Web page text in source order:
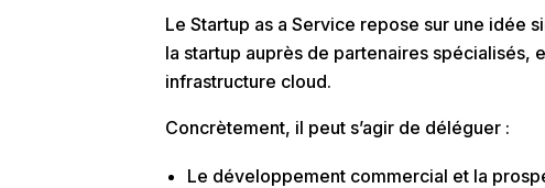
LeStartup as a Service repose sur une idée
la startup auprès de partenaires spécialisés,
infrastructure cloud.
Concrètement, il peut s’agir de déléguer :
Le développement commercial et la